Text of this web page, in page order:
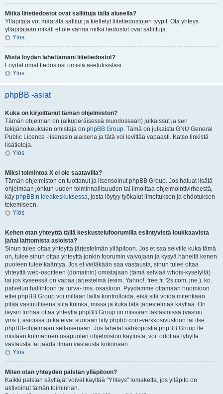
Mitkä liitetiedostot ovat sallittuja tällä alueella?
Ylläpitäjä voi määrätä sallitut ja kielletyt liitetiedostojen tyypit. Ota yhteys
ylläpitäjään mikäli et ole varma mitkä tiedostot ovat sallittuja.
Ylös
Mistä löydän lähettämäni liitetiedostot?
Löydät omat tiedostosi omista asetuksistasi.
Ylös
phpBB -asiat
Kuka on kirjoittanut tämän ohjelmiston?
Tämän ohjelman on (alkuperäisessä muodossaan) julkaissut ja sen
tekijänoikeuksien omistaja on phpBB Group. Tämä on julkaistu GNU General
Public Licence -lisenssin alaisena ja tätä voi levittää vapaasti. Katso linkistä
lisätietoja.
Ylös
Miksi toimintoa X ei ole saatavilla?
Tämän ohjelmiston on tuottanut ja lisensoinut phpBB Group. Jos haluat lisätä
ohjelmaan jonkun uuden toiminnallisuuden tai ilmoittaa ohjelmointivirheestä,
käy phpBB:n ideakeskuksessa, josta löytyy työkalut ilmoituksen ja ehdotuksen
tekemiseen.
Ylös
Kehen otan yhteyttä tällä keskustelufoorumilla esiintyvistä loukkaavista
ja/tai laittomista asioista?
Sinun tulee ottaa yhteyttä järjestelmän ylläpitoon. Jos et saa selville kuka tämä
on, tulee sinun ottaa yhteyttä jonkin foorumin valvojaan ja kysyä häneltä kenen
puoleen tulee kääntyä. Jos et vieläkään saa vastausta, sinun tulee ottaa
yhteyttä web-osoitteen (domainin) omistajaan (tämä selviää whois-kyselyllä)
tai jos kyseessä on vapaa järjestelmä (esim. Yahoo!, free.fr, f2s.com, jne.), ko.
palvelun hallintoon tai turva- tms. osastoon. Pyydämme ottamaan huomioon
ettei phpBB Group voi millään lailla kontrolloida, eikä sitä voida mitenkään
pitää vastuullisena siitä kuinka, missä ja kuka tätä järjestelmää käyttää. On
täysin turhaa ottaa yhteyttä phpBB Group:iin missään lakiasioissa (vastuu
yms.), asioissa jotka eivät suoraan liity phpbb.com-verkkosivustoon tai itse
phpBB-ohjelmaan sellaisenaan. Jos lähetät sähköpostia phpBB Group:lle
mistään kolmannen osapuolen ohjelmiston käytöstä, voit odottaa lyhyttä
vastausta tai jäädä ilman vastausta kokonaan.
Ylös
Miten otan yhteyden palstan ylläpitoon?
Kaikki palstan käyttäjät voivat käyttää "Yhteys" lomaketta, jos ylläpito on
aktivoinut tämän toiminnan.